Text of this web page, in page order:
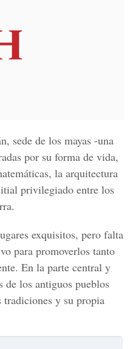
sede de los mayas -una
por su forma de vida,
la arquitectura
privilegiado entre los
exquisitos, pero falta
para promoverlos tanto
En la parte central y
de los antiguos pueblos
tradiciones y su propia